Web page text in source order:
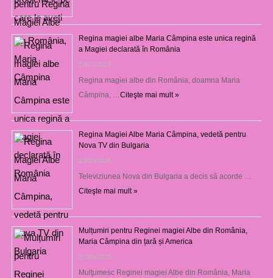
Regina magiei albe Maria Câmpina este unica regină
a Magiei declarată în România
16/07/2025
Regina magiei albe din România, doamna Maria
Câmpina, … Citeşte mai mult »
Regina Magiei Albe Maria Câmpina, vedetă pentru
Nova TV din Bulgaria
23/05/2025
Televiziunea Nova din Bulgaria a decis să acorde …
Citeşte mai mult »
Mulțumiri pentru Reginei magiei Albe din România,
Maria Câmpina din țară și America
22/05/2025
Mulţumesc Reginei magiei Albe din România, Maria